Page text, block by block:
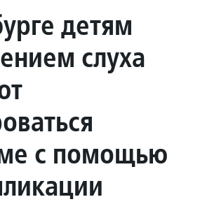
детям
слуха
с помощью